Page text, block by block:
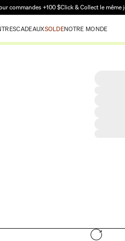
au contenu principal
commandes +100 $Click & Collect le même
CADEAUXSOLDENOTRE MONDE